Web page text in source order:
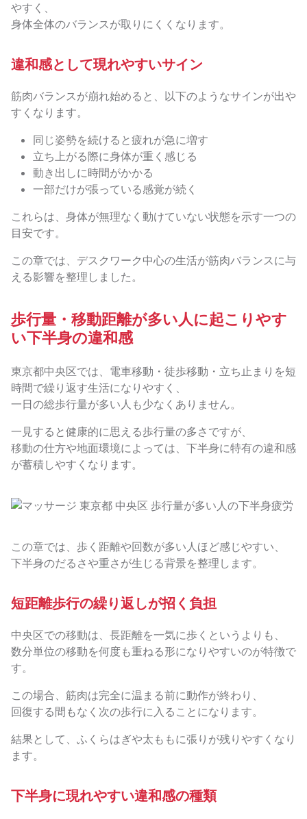
やすく、
身体全体のバランスが取りにくくなります。
違和感として現れやすいサイン
筋肉バランスが崩れ始めると、以下のようなサインが出や
すくなります。
同じ姿勢を続けると疲れが急に増す
立ち上がる際に身体が重く感じる
動き出しに時間がかかる
一部だけが張っている感覚が続く
これらは、身体が無理なく動けていない状態を示す一つの
目安です。
この章では、デスクワーク中心の生活が筋肉バランスに与
える影響を整理しました。
歩行量・移動距離が多い人に起こりやす
い下半身の違和感
東京都中央区では、電車移動・徒歩移動・立ち止まりを短
時間で繰り返す生活になりやすく、
一日の総歩行量が多い人も少なくありません。
一見すると健康的に思える歩行量の多さですが、
移動の仕方や地面環境によっては、下半身に特有の違和感
が蓄積しやすくなります。
この章では、歩く距離や回数が多い人ほど感じやすい、
下半身のだるさや重さが生じる背景を整理します。
短距離歩行の繰り返しが招く負担
中央区での移動は、長距離を一気に歩くというよりも、
数分単位の移動を何度も重ねる形になりやすいのが特徴で
す。
この場合、筋肉は完全に温まる前に動作が終わり、
回復する間もなく次の歩行に入ることになります。
結果として、ふくらはぎや太ももに張りが残りやすくなり
ます。
下半身に現れやすい違和感の種類